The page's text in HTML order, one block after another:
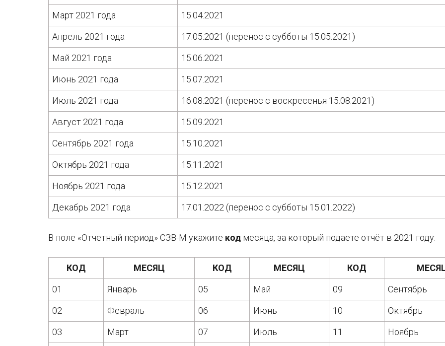
Март 2021 года 15.04.2021
Апрель 2021 года 17.05.2021 (перенос с субботы 15.05.2021)
Май 2021 года 15.06.2021
Июнь 2021 года 15.07.2021
Июль 2021 года 16.08.2021 (перенос с воскресенья 15.08.2021)
Август 2021 года 15.09.2021
Сентябрь 2021 года 15.10.2021
Октябрь 2021 года 15.11.2021
Ноябрь 2021 года 15.12.2021
Декабрь 2021 года 17.01.2022 (перенос с субботы 15.01.2022)
В поле «Отчетный период» СЗВ-М укажите код месяца, за который подаете отчёт в 2021 году:
КОД МЕСЯЦ КОД МЕСЯЦ КОД
01 Январь 05 Май 09 Сентябрь
02 Февраль 06 Июнь 10 Октябрь
03 Март 07 Июль 11 Ноябрь